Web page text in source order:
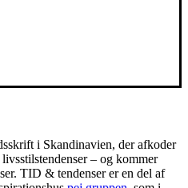
i Skandinavien, der afkoder
– og kommer
TID & tendenser er en del af